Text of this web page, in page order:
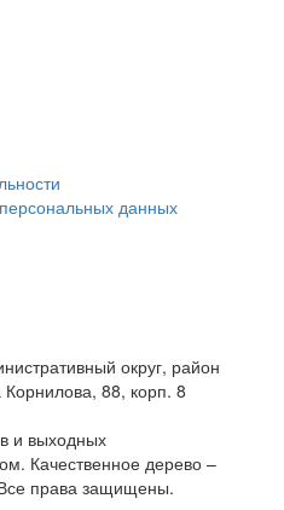
данных
округ, район
88, корп. 8
и выходных
Качественное дерево –
Все права защищены.